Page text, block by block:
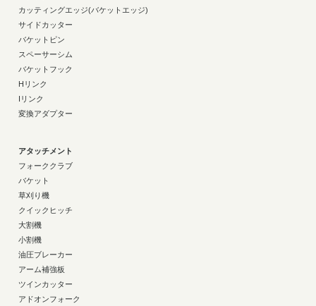
カッティングエッジ(バケットエッジ)
サイドカッター
バケットピン
スペーサーシム
バケットフック
Hリンク
Iリンク
変換アダプター
アタッチメント
フォーククラブ
バケット
草刈り機
クイックヒッチ
大割機
小割機
油圧ブレーカー
アーム補強板
ツインカッター
アドオンフォーク